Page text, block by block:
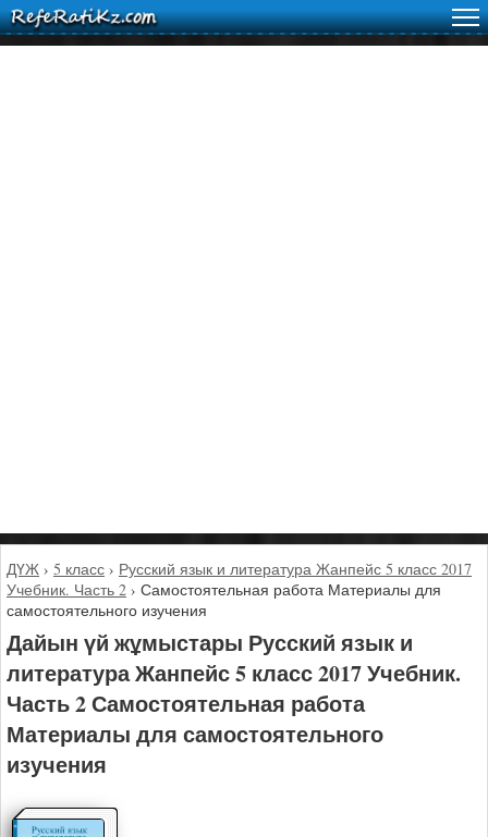
ДҮЖ › 5 класс › Русский язык и литература Жанпейс 5 класс 2017
Учебник. Часть 2 › Самостоятельная работа Материалы для
самостоятельного изучения
Дайын үй жұмыстары Русский язык и
литература Жанпейс 5 класс 2017 Учебник.
Часть 2 Самостоятельная работа
Материалы для самостоятельного
изучения